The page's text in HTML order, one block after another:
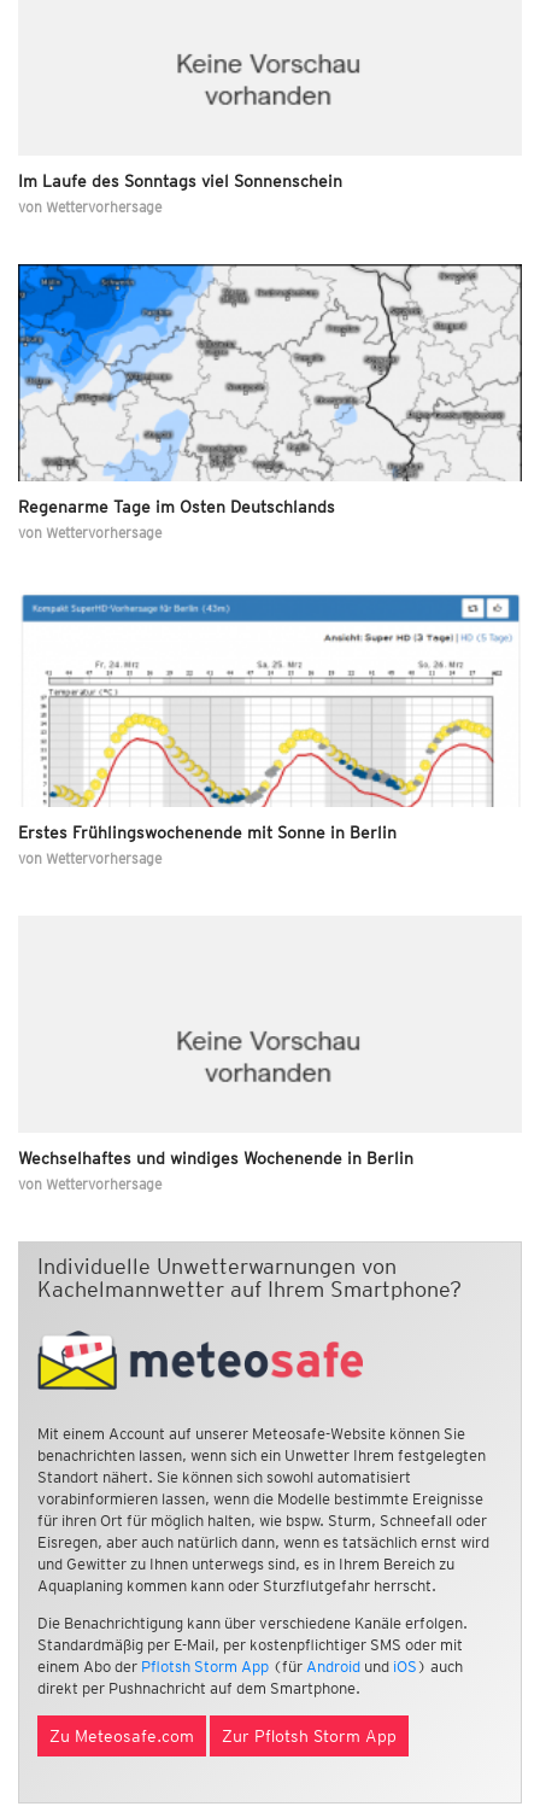
Im Laufe des Sonntags viel Sonnenschein
von Wettervorhersage
Regenarme Tage im Osten Deutschlands
von Wettervorhersage
Erstes Frühlingswochenende mit Sonne in Berlin
von Wettervorhersage
Wechselhaftes und windiges Wochenende in Berlin
von Wettervorhersage
Individuelle Unwetterwarnungen von
Kachelmannwetter auf Ihrem Smartphone?
Mit einem Account auf unserer Meteosafe-Website können Sie
benachrichten lassen, wenn sich ein Unwetter Ihrem festgelegten
Standort nähert. Sie können sich sowohl automatisiert
vorabinformieren lassen, wenn die Modelle bestimmte Ereignisse
für ihren Ort für möglich halten, wie bspw. Sturm, Schneefall oder
Eisregen, aber auch natürlich dann, wenn es tatsächlich ernst wird
und Gewitter zu Ihnen unterwegs sind, es in Ihrem Bereich zu
Aquaplaning kommen kann oder Sturzflutgefahr herrscht.
Die Benachrichtigung kann über verschiedene Kanäle erfolgen.
Standardmäßig per E-Mail, per kostenpflichtiger SMS oder mit
einem Abo der Pflotsh Storm App (für Android und iOS ) auch
direkt per Pushnachricht auf dem Smartphone.
Zu Meteosafe.com Zur Pflotsh Storm App